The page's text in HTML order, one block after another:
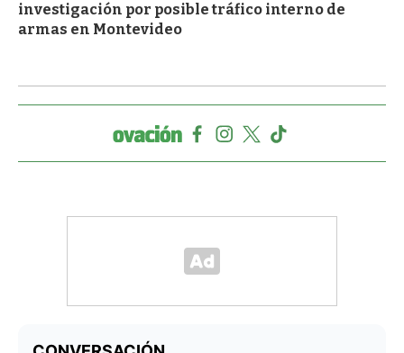
investigación por posible tráfico interno de
armas en Montevideo